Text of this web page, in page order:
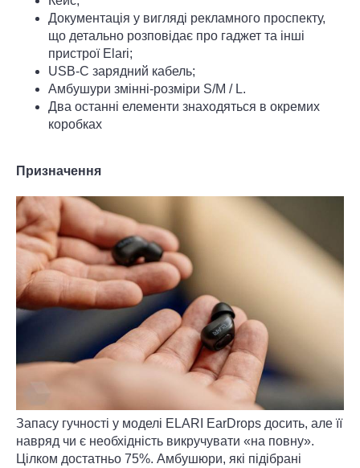
Документація у вигляді рекламного проспекту,
що детально розповідає про гаджет та інші
пристрої Elari;
USB-C зарядний кабель;
Амбушури змінні-розміри S/M / L.
Два останні елементи знаходяться в окремих
коробках
Призначення
Запасу гучності у моделі ELARI EarDrops досить, але її
навряд чи є необхідність викручувати «на повну».
Цілком достатньо 75%. Амбушюри, які підібрані